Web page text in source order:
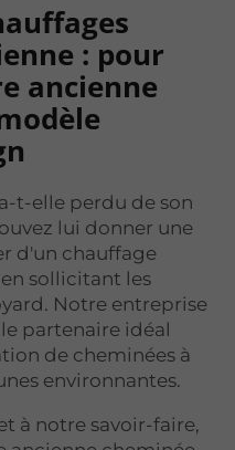
: pour
ancienne
t-elle perdu de son
lui donner une
d'un chauffage
sollicitant les
Notre entreprise
partenaire idéal
de cheminées à
environnantes.
à notre savoir-faire,